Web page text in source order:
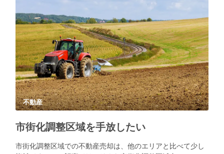
不動産
市街化調整区域を手放したい
市街化調整区域での不動産売却は、他のエリアと比べて少し